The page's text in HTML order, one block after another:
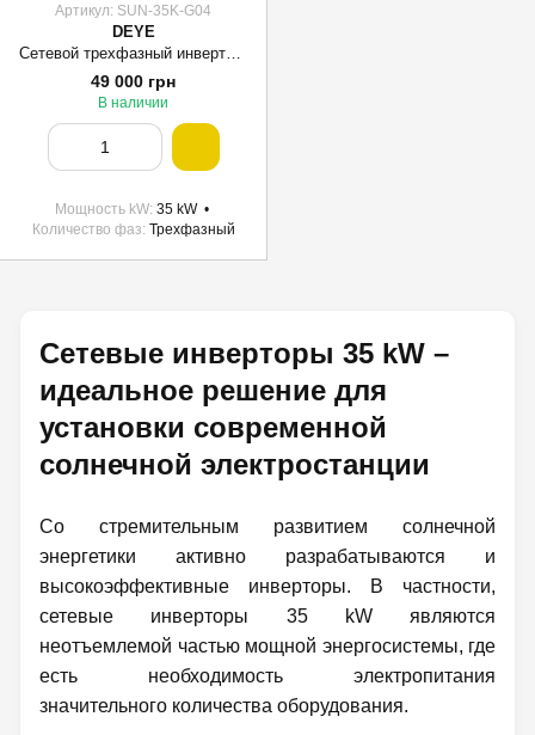
Артикул: SUN-35K-G04
DEYE
49 000 грн
В наличии
Мощность kW 35 kW
Количество фаз Трехфазный
Сетевые инверторы 35 kW –
идеальное решение для
установки современной
солнечной электростанции
Со стремительным развитием солнечной
энергетики активно разрабатываются и
высокоэффективные инверторы. В частности,
сетевые инверторы 35 kW являются
неотъемлемой частью мощной энергосистемы, где
есть необходимость электропитания
значительного количества оборудования.